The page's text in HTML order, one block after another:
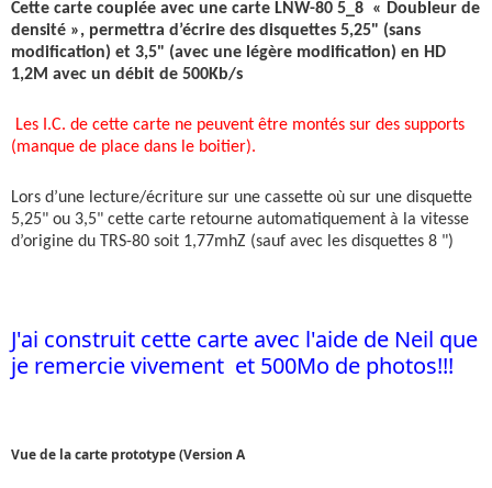
Cette carte couplée avec une carte LNW-80 5_8 « Doubleur de
densité », permettra d’écrire des disquettes 5,25" (sans
modification) et 3,5" (avec une légère modification) en HD
1,2M avec un débit de 500Kb/s
Les I.C. de cette carte ne peuvent être montés sur des supports
(manque de place dans le boitier).
Lors d’une lecture/écriture sur une cassette où sur une disquette
5,25" ou 3,5" cette carte retourne automatiquement à la vitesse
d’origine du TRS-80 soit 1,77mhZ (sauf avec les disquettes 8 ")
J'ai construit cette carte avec l'aide de Neil que
je remercie vivement et 500Mo de photos!!!
Vue de la carte prototype (Version A